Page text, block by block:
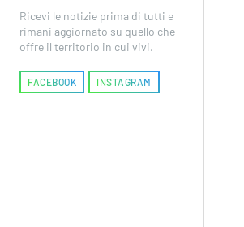
Ricevi le notizie prima di tutti e
rimani aggiornato su quello che
offre il territorio in cui vivi.
FACEBOOK INSTAGRAM